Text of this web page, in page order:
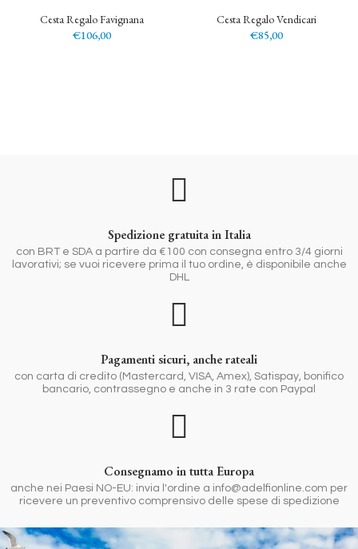
Cesta Regalo Favignana
€106,00
Cesta Regalo Vendicari
€85,00
Spedizione gratuita in Italia
con BRT e SDA a partire da €100 con consegna entro 3/4 giorni
lavorativi; se vuoi ricevere prima il tuo ordine, è disponibile anche
DHL
Pagamenti sicuri, anche rateali
con carta di credito (Mastercard, VISA, Amex), Satispay, bonifico
bancario, contrassegno e anche in 3 rate con Paypal
Consegnamo in tutta Europa
anche nei Paesi NO-EU: invia l'ordine a info@adelfionline.com per
ricevere un preventivo comprensivo delle spese di spedizione